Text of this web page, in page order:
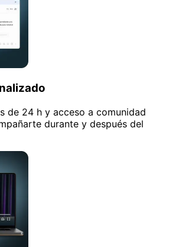
de 24 h y acceso a comunidad
durante y después del